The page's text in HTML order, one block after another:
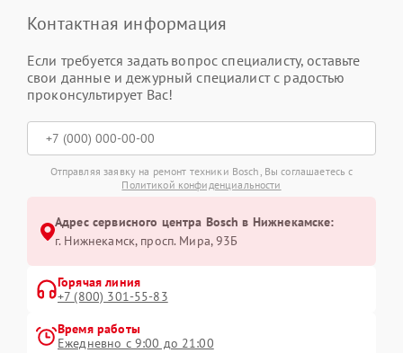
Контактная информация
Если требуется задать вопрос специалисту, оставьте
свои данные и дежурный специалист с радостью
проконсультирует Вас!
Отправляя заявку на ремонт техники Bosch, Вы соглашаетесь с
Политикой конфиденциальности
Адрес сервисного центра Bosch в Нижнекамске:
г. Нижнекамск, просп. Мира, 93Б
Горячая линия
+7 (800) 301-55-83
Время работы
Ежедневно с 9:00 до 21:00